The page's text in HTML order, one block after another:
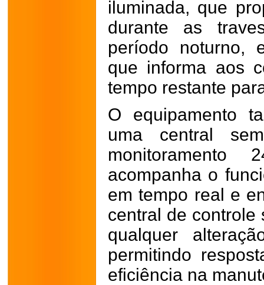
iluminada, que
durante as
período noturno,
que informa aos
tempo restante
O equipamento
uma central
acompanha o
em tempo real e
central de controle
qualquer
permitindo
eficiência na